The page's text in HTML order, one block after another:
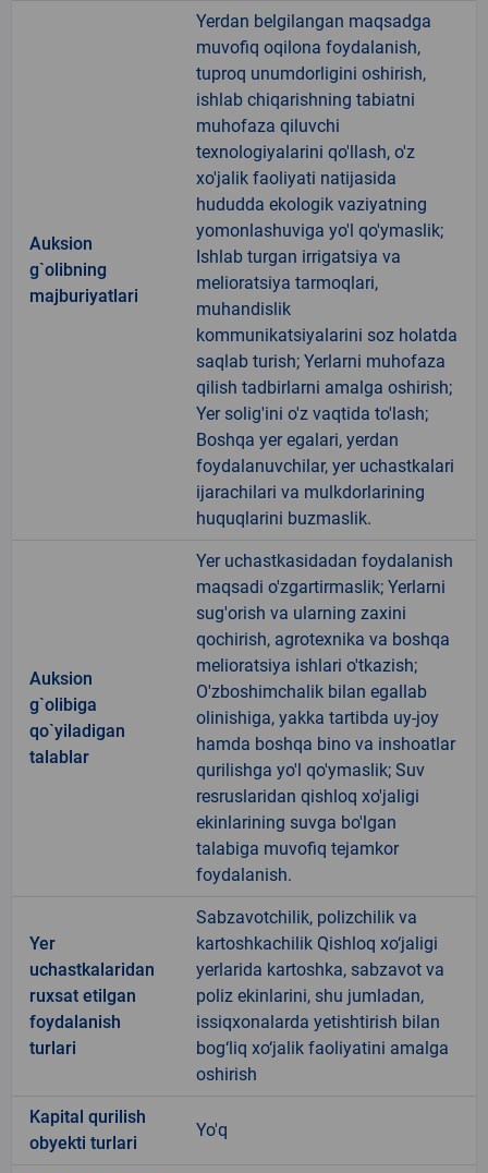
Auksion
g`olibning
majburiyatlari
Yerdan belgilangan maqsadga
muvofiq oqilona foydalanish,
tuproq unumdorligini oshirish,
ishlab chiqarishning tabiatni
muhofaza qiluvchi
texnologiyalarini qo'llash, o'z
xo'jalik faoliyati natijasida
hududda ekologik vaziyatning
yomonlashuviga yo'l qo'ymaslik;
Ishlab turgan irrigatsiya va
melioratsiya tarmoqlari,
muhandislik
kommunikatsiyalarini soz holatda
saqlab turish; Yerlarni muhofaza
qilish tadbirlarni amalga oshirish;
Yer solig'ini o'z vaqtida to'lash;
Boshqa yer egalari, yerdan
foydalanuvchilar, yer uchastkalari
ijarachilari va mulkdorlarining
huquqlarini buzmaslik.
Auksion
g`olibiga
qo`yiladigan
talablar
Yer uchastkasidadan foydalanish
maqsadi o'zgartirmaslik; Yerlarni
sug'orish va ularning zaxini
qochirish, agrotexnika va boshqa
melioratsiya ishlari o'tkazish;
O'zboshimchalik bilan egallab
olinishiga, yakka tartibda uy-joy
hamda boshqa bino va inshoatlar
qurilishga yo'l qo'ymaslik; Suv
resruslaridan qishloq xo'jaligi
ekinlarining suvga bo'lgan
talabiga muvofiq tejamkor
foydalanish.
Yer
uchastkalaridan
ruxsat etilgan
foydalanish
turlari
Sabzavotchilik, polizchilik va
kartoshkachilik Qishloq xo‘jaligi
yerlarida kartoshka, sabzavot va
poliz ekinlarini, shu jumladan,
issiqxonalarda yetishtirish bilan
bog‘liq xo‘jalik faoliyatini amalga
oshirish
Kapital qurilish
obyekti turlari
Yo'q